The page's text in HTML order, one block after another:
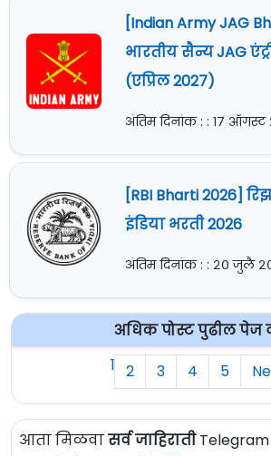
[Indian Army JAG
भारतीय सैन्य JAG
(एप्रिल 2027)
अंतिम दिनांक : : १७ ऑगस्ट
[RBI Bharti 2026]
इंडिया भरती 2026
अंतिम दिनांक : : २० जुलै
अधिक पोस्ट पुढील पेज
1 2 3 4 5
आता मिळवासर्व जाहिरातीTelegram